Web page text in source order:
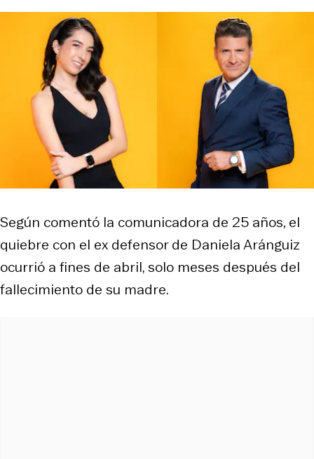
Según comentó la comunicadora de 25 años, el
quiebre con el ex defensor de Daniela Aránguiz
ocurrió a fines de abril, solo meses después del
fallecimiento de su madre.